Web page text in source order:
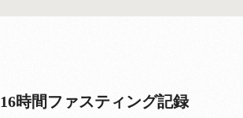
16時間ファスティング記録